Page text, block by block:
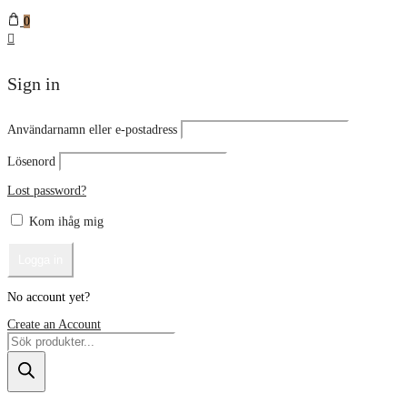
0
Sign in
Användarnamn eller e-postadress
Lösenord
Lost password?
Kom ihåg mig
No account yet?
Create an Account
Products
search